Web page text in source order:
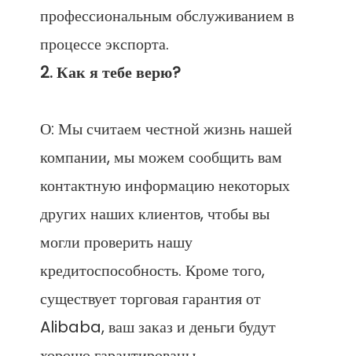
профессиональным обслуживанием в
О: Мы считаем честной жизнь нашей
компании, мы можем сообщить вам
контактную информацию некоторых
других наших клиентов, чтобы вы
могли проверить нашу
кредитоспособность. Кроме того,
существует торговая гарантия от
Alibaba, ваш заказ и деньги будут